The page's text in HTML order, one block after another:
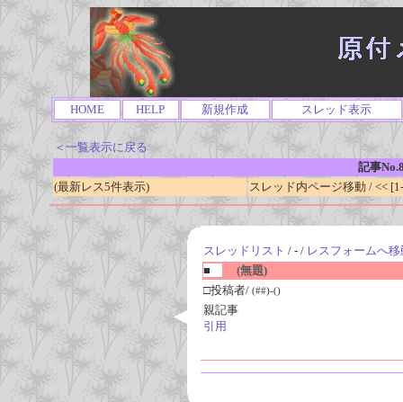
HOME HELP 新規作成 スレッド表示
＜一覧表示に戻る
記事
(最新レス5件表示)
スレッド内ページ移動 / <<
スレッドリスト / - / レスフォームへ移
■
(無題)
□投稿者/ (##)-()
親記事
引用